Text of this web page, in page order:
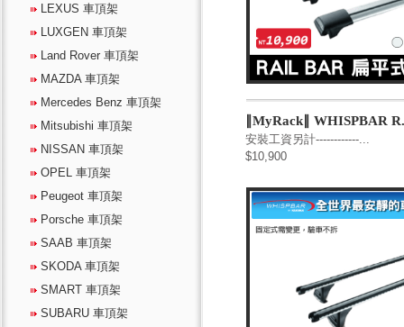
LEXUS 車頂架
LUXGEN 車頂架
Land Rover 車頂架
MAZDA 車頂架
Mercedes Benz 車頂架
Mitsubishi 車頂架
NISSAN 車頂架
OPEL 車頂架
Peugeot 車頂架
Porsche 車頂架
SAAB 車頂架
SKODA 車頂架
SMART 車頂架
SUBARU 車頂架
∥MyRack∥ WHISPBAR
安裝工資另計------------...
$10,900